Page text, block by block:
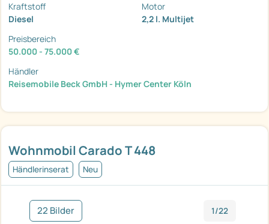
Wohnmobil Carado T 448
Händlerinserat Neu
22 Bilder 1/22
Kraftstoff
Diesel
Motor
2,2 l. Multijet
Preisbereich
50.000 - 75.000 €
Händler
Reisemobile Beck GmbH - Hymer Center Köln